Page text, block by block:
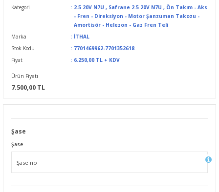
Kategori 2.5 20V N7U , Safrane 2.5 20V N7U , Ön Takım - Aks
- Fren - Direksiyon - Motor Şanzuman Takozu -
Amortisör - Helezon - Gaz Fren Teli
Marka
İTHAL
Stok Kodu
7701469962-7701352618
Fiyat
6.250,00 TL + KDV
Ürün Fiyatı
7.500,00 TL
Şase
Şase